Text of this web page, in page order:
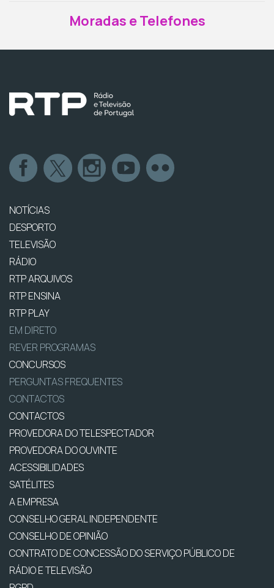
Moradas e Telefones
NOTÍCIAS
DESPORTO
TELEVISÃO
RÁDIO
RTP ARQUIVOS
RTP ENSINA
RTP PLAY
EM DIRETO
REVER PROGRAMAS
CONCURSOS
PERGUNTAS FREQUENTES
CONTACTOS
CONTACTOS
PROVEDORA DO TELESPECTADOR
PROVEDORA DO OUVINTE
ACESSIBILIDADES
SATÉLITES
A EMPRESA
CONSELHO GERAL INDEPENDENTE
CONSELHO DE OPINIÃO
CONTRATO DE CONCESSÃO DO SERVIÇO PÚBLICO DE
RÁDIO E TELEVISÃO